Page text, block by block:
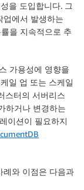
을 도입합니다. 그
업에서 발생하는
을 지속적으로 추
가용성에 영향을
일 업 또는 스케일
스터의 서버리스
하거나 변경하는
이션이 필요하지
례와 이점은 다음과